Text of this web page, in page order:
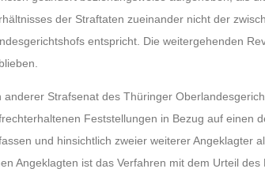
der Straftaten zueinander nicht der
entspricht. Die weitergehenden
anderer Strafsenat des Thüringer
Feststellungen in Bezug auf einen
und hinsichtlich zweier weiterer Angeklagter
Angeklagten ist das Verfahren mit dem Urteil